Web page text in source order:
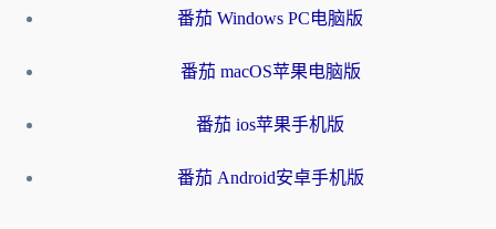
番茄 Windows PC电脑版
番茄 macOS苹果电脑版
番茄 ios苹果手机版
番茄 Android安卓手机版